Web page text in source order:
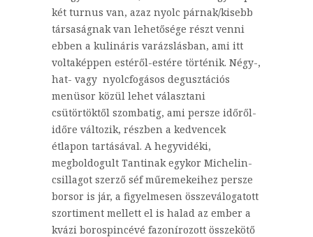
két turnus van, azaz nyolc párnak/kisebb
társaságnak van lehetősége részt venni
ebben a kulináris varázslásban, ami itt
voltaképpen estéről-estére történik. Négy-,
hat- vagy nyolcfogásos degusztációs
menüsor közül lehet választani
csütörtöktől szombatig, ami persze időről-
időre változik, részben a kedvencek
étlapon tartásával. A hegyvidéki,
megboldogult Tantinak egykor Michelin-
csillagot szerző séf műremekeihez persze
borsor is jár, a figyelmesen összeválogatott
szortiment mellett el is halad az ember a
kvázi borospincévé fazonírozott összekötő